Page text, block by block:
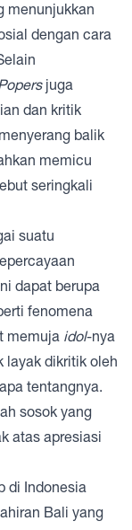
menunjukkan
dengan cara
juga
dan kritik
balik
memicu
seringkali
suatu
dapat berupa
fenomena
memuja idol-nya
layak dikritik oleh
tentangnya.
sosok yang
atas apresiasi
di Indonesia
Bali yang